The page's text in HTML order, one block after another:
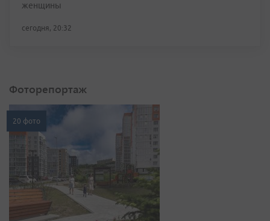
женщины
сегодня, 20:32
Фоторепортаж
20 фото